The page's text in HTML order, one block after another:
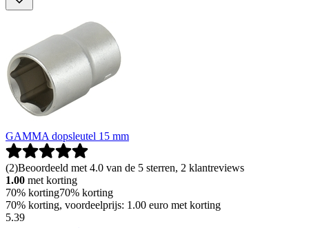
GAMMA dopsleutel 15 mm
(2)Beoordeeld met 4.0 van de 5 sterren, 2 klantreviews
1.00 met korting
70% korting70% korting
70% korting, voordeelprijs: 1.00 euro met korting
5.39